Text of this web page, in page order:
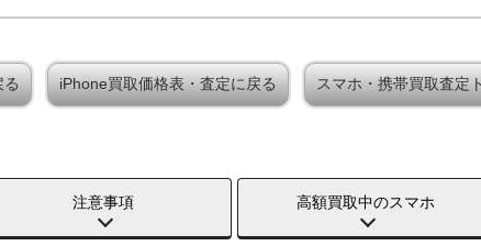
る iPhone買取価格表・査定に戻る スマホ・携帯買取査定
注意事項 高額買取中のスマホ